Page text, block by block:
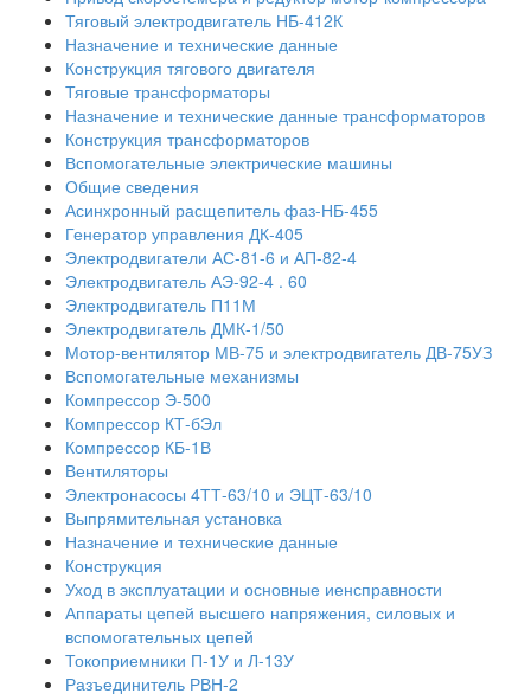
Тяговый электродвигатель НБ-412К
Назначение и технические данные
Конструкция тягового двигателя
Тяговые трансформаторы
Назначение и технические данные трансформаторов
Конструкция трансформаторов
Вспомогательные электрические машины
Общие сведения
Асинхронный расщепитель фаз-НБ-455
Генератор управления ДК-405
Электродвигатели АС-81-6 и АП-82-4
Электродвигатель АЭ-92-4 . 60
Электродвигатель П11М
Электродвигатель ДМК-1/50
Мотор-вентилятор МВ-75 и электродвигатель ДВ-75УЗ
Вспомогательные механизмы
Компрессор Э-500
Компрессор КТ-бЭл
Компрессор КБ-1В
Вентиляторы
Электронасосы 4ТТ-63/10 и ЭЦТ-63/10
Выпрямительная установка
Назначение и технические данные
Конструкция
Уход в эксплуатации и основные иенсправности
Аппараты цепей высшего напряжения, силовых и
вспомогательных цепей
Токоприемники П-1У и Л-13У
Разъединитель РВН-2